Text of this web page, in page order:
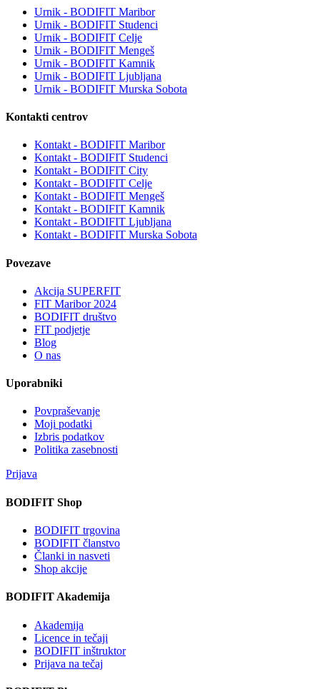
Urnik - BODIFIT Maribor
Urnik - BODIFIT Studenci
Urnik - BODIFIT Celje
Urnik - BODIFIT Mengeš
Urnik - BODIFIT Kamnik
Urnik - BODIFIT Ljubljana
Urnik - BODIFIT Murska Sobota
Kontakti centrov
Kontakt - BODIFIT Maribor
Kontakt - BODIFIT Studenci
Kontakt - BODIFIT City
Kontakt - BODIFIT Celje
Kontakt - BODIFIT Mengeš
Kontakt - BODIFIT Kamnik
Kontakt - BODIFIT Ljubljana
Kontakt - BODIFIT Murska Sobota
Povezave
Akcija SUPERFIT
FIT Maribor 2024
BODIFIT društvo
FIT podjetje
Blog
O nas
Uporabniki
Povpraševanje
Moji podatki
Izbris podatkov
Politika zasebnosti
Prijava
BODIFIT Shop
BODIFIT trgovina
BODIFIT članstvo
Članki in nasveti
Shop akcije
BODIFIT Akademija
Akademija
Licence in tečaji
BODIFIT inštruktor
Prijava na tečaj